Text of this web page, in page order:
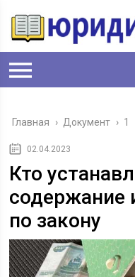
Главная › Документ › 1
02.04.2023
Кто
содержание
по закону